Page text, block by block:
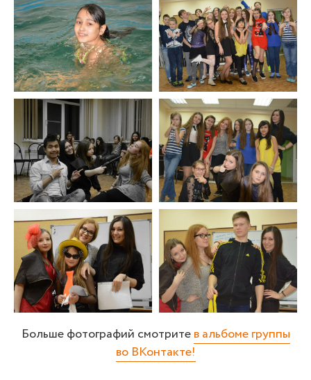
Больше фотографий смотритев альбоме группы
во ВКонтакте!